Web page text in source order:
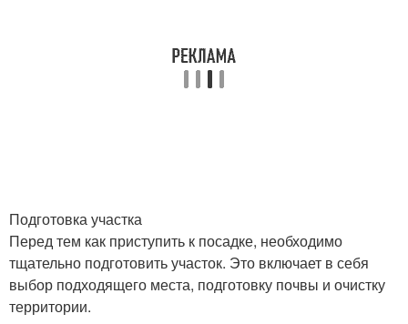
Дерево при посадке Плодовые культуры
Подготовка участка
Перед тем как приступить к посадке, необходимо
тщательно подготовить участок. Это включает в себя
выбор подходящего места, подготовку почвы и очистку
территории.